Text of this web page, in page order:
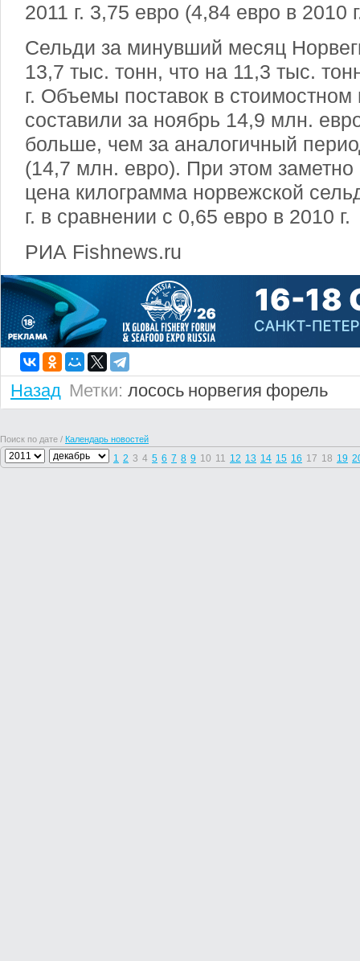
2011 г. 3,75 евро (4,84 евро в 2010
Сельди за минувший месяц
13,7 тыс. тонн, что на 11,3 тыс.
г. Объемы поставок в
составили за ноябрь 14,9 млн.
больше, чем за аналогичный
(14,7 млн. евро). При этом
цена килограмма норвежской
г. в сравнении с 0,65 евро в 2010 г.
РИА Fishnews.ru
Назад Метки: лосось норвегия форель
Поиск по дате / Календарь новостей
1 2 3 4 5 6 7 8 9 10 11 12 13 14 15 16 17 18 19